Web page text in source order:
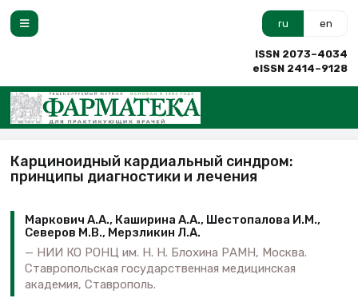
ru en
ISSN 2073–4034
eISSN 2414–9128
Карциноидный кардиальный синдром:
принципы диагностики и лечения
Маркович А.А., Каширина А.А., Шестопалова И.М.,
Северов М.В., Мерзликин Л.А.
НИИ КО РОНЦ им. Н. Н. Блохина РАМН, Москва.
Ставропольская государственная медицинская
академия, Ставрополь.